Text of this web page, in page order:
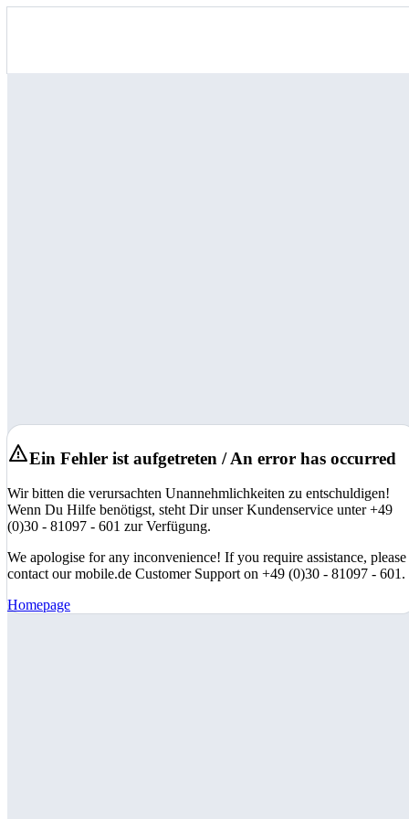
Ein Fehler ist aufgetreten / An error has occurred
Wir bitten die verursachten Unannehmlichkeiten zu entschuldigen!
Wenn Du Hilfe benötigst, steht Dir unser Kundenservice unter +49
(0)30 - 81097 - 601 zur Verfügung.
We apologise for any inconvenience! If you require assistance, please
contact our mobile.de Customer Support on +49 (0)30 - 81097 - 601.
Homepage